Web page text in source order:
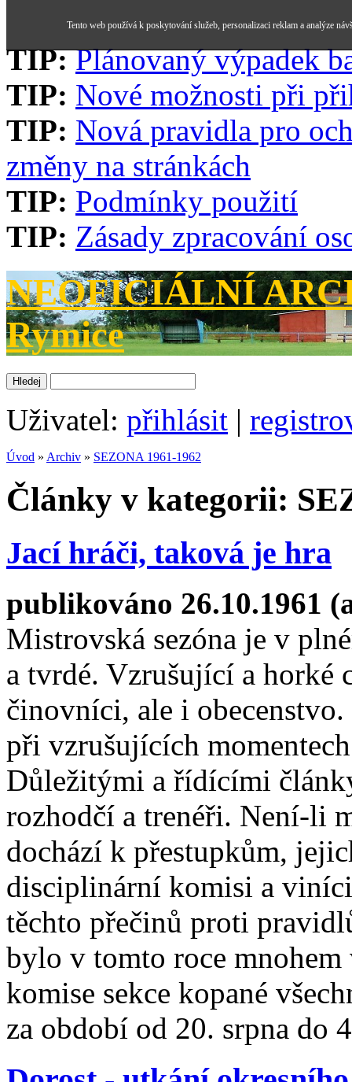
TIP: Plánovaný výpadek
TIP: Nové možnosti při
TIP: Nová pravidla pro
změny na stránkách
TIP: Podmínky použití
TIP: Zásady zpracování
NEOFICIÁLNÍ
Rymice
Uživatel: přihlásit |
Úvod » Archiv » SEZONA 1961-1962
Články v kategorii:
Jací hráči, taková je hra
publikováno 26.10.1961
Mistrovská sezóna je v
a tvrdé. Vzrušující a horké
činovníci, ale i
při vzrušujících
Důležitými a řídícími
rozhodčí a trenéři. Není-li
dochází k přestupkům,
disciplinární komisi a
těchto přečinů proti
bylo v tomto roce
komise sekce kopané
za období od 20. srpna do
Tento web používá k poskytování služeb, personalizaci reklam a analýze